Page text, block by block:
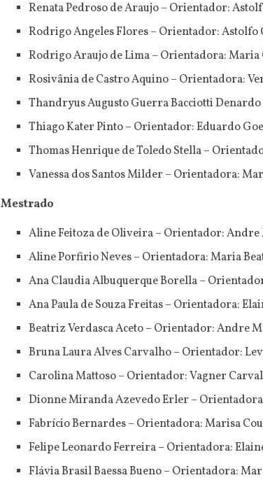
Renata Pedroso de Araujo – Orientador:
Rodrigo Angeles Flores – Orientador: Astolfo
Rodrigo Araujo de Lima – Orientadora:
Rosivânia de Castro Aquino – Orientadora:
Thandryus Augusto Guerra Bacciotti
Thiago Kater Pinto – Orientador: Eduardo
Thomas Henrique de Toledo Stella –
Vanessa dos Santos Milder – Orientadora:
Mestrado
Aline Feitoza de Oliveira – Orientador: Andre
Aline Porfirio Neves – Orientadora: Maria
Ana Claudia Albuquerque Borella –
Ana Paula de Souza Freitas – Orientadora:
Beatriz Verdasca Aceto – Orientador: Andre
Bruna Laura Alves Carvalho – Orientador:
Carolina Mattoso – Orientador: Vagner
Dionne Miranda Azevedo Erler –
Fabrício Bernardes – Orientadora: Marisa
Felipe Leonardo Ferreira – Orientadora:
Flávia Brasil Baessa Bueno – Orientadora: